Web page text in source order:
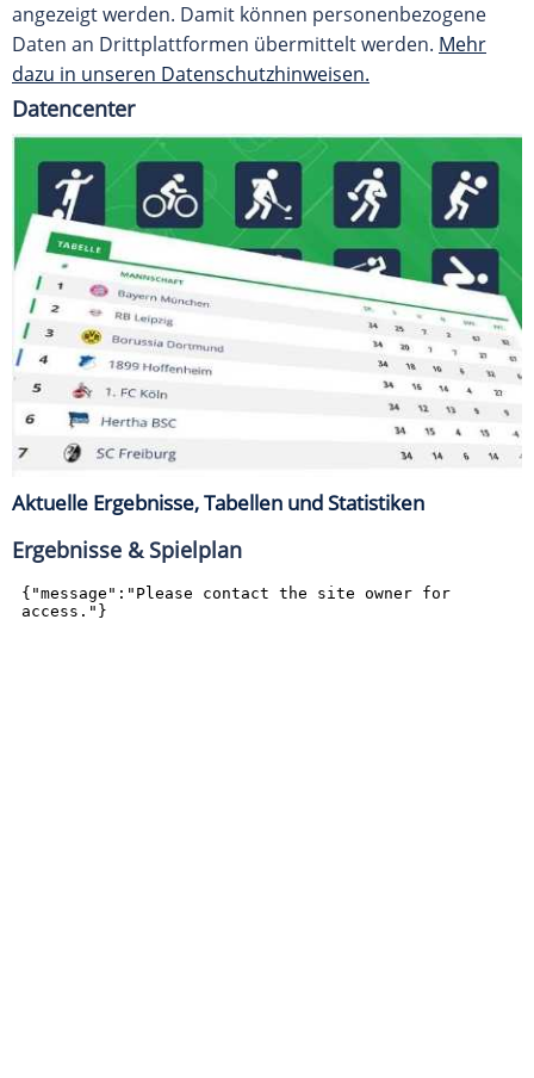
angezeigt werden. Damit können personenbezogene
Daten an Drittplattformen übermittelt werden. Mehr
dazu in unseren Datenschutzhinweisen.
Datencenter
Aktuelle Ergebnisse, Tabellen und Statistiken
Ergebnisse & Spielplan